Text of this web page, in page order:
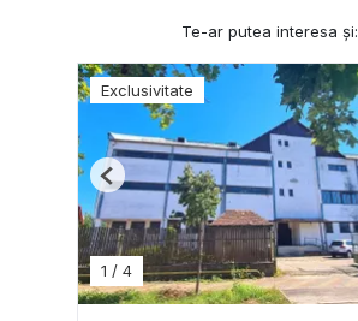
Te-ar putea interesa și:
Exclusivitate
1 / 4
Previous